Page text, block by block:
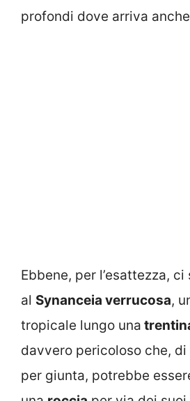
profondi dove arriva anche
Ebbene, per l’esattezza,
al Synanceia verrucosa,
tropicale lungo una
davvero pericoloso che,
per giunta, potrebbe